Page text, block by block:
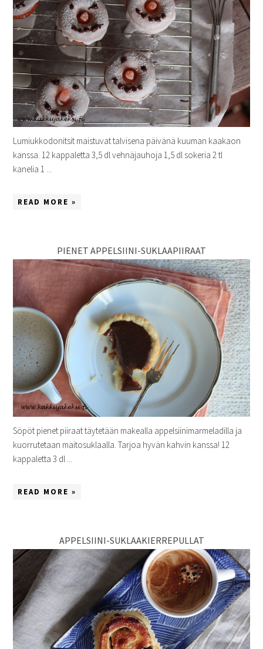
Lumiukkodonitsit maistuvat talvisena päivänä kuuman kaakaon
kanssa. 12 kappaletta 3,5 dl vehnäjauhoja 1,5 dl sokeria 2 tl
kanelia 1 ...
READ MORE »
PIENET APPELSIINI-SUKLAAPIIRAAT
Söpöt pienet piiraat täytetään makealla appelsiinimarmeladilla ja
kuorrutetaan maitosuklaalla. Tarjoa hyvän kahvin kanssa! 12
kappaletta 3 dl ...
READ MORE »
APPELSIINI-SUKLAAKIERREPULLAT